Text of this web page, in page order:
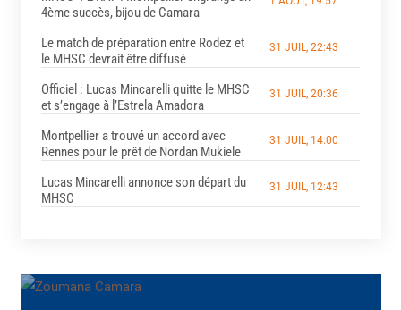
4ème succès, bijou de Camara
Le match de préparation entre Rodez et
le MHSC devrait être diffusé
31 JUIL, 22:43
Officiel : Lucas Mincarelli quitte le MHSC
et s’engage à l’Estrela Amadora
31 JUIL, 20:36
Montpellier a trouvé un accord avec
Rennes pour le prêt de Nordan Mukiele
31 JUIL, 14:00
Lucas Mincarelli annonce son départ du
MHSC
31 JUIL, 12:43